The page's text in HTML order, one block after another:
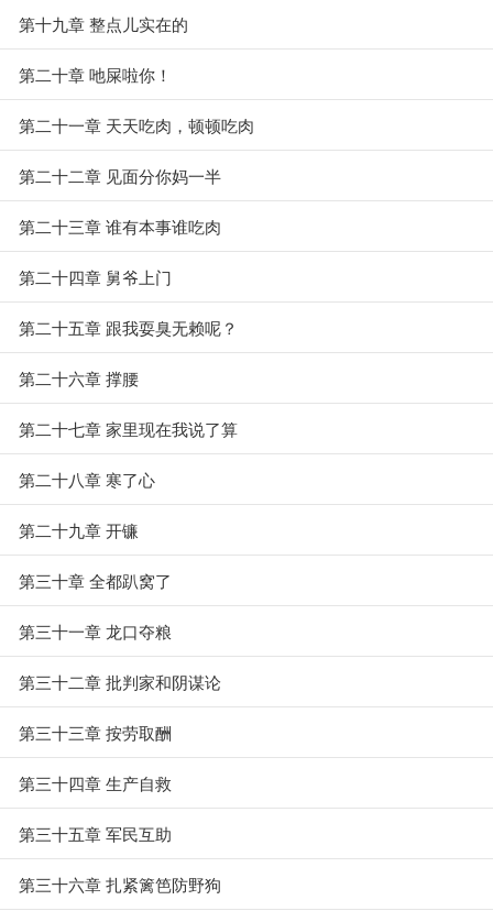
第十九章 整点儿实在的
第二十章 吔屎啦你！
第二十一章 天天吃肉，顿顿吃肉
第二十二章 见面分你妈一半
第二十三章 谁有本事谁吃肉
第二十四章 舅爷上门
第二十五章 跟我耍臭无赖呢？
第二十六章 撑腰
第二十七章 家里现在我说了算
第二十八章 寒了心
第二十九章 开镰
第三十章 全都趴窝了
第三十一章 龙口夺粮
第三十二章 批判家和阴谋论
第三十三章 按劳取酬
第三十四章 生产自救
第三十五章 军民互助
第三十六章 扎紧篱笆防野狗